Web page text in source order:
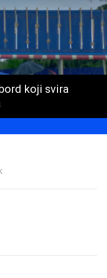
koji svira